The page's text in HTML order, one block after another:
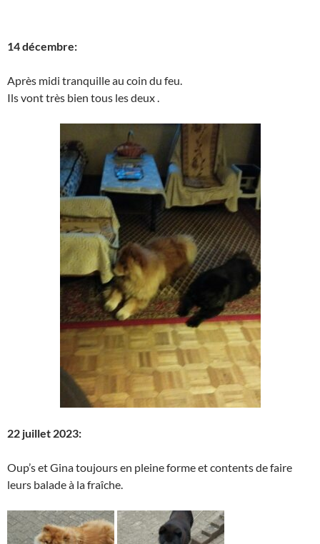
14 décembre:
Après midi tranquille au coin du feu.
Ils vont très bien tous les deux .
22 juillet 2023:
Oup’s et Gina toujours en pleine forme et contents de faire
leurs balade à la fraîche.